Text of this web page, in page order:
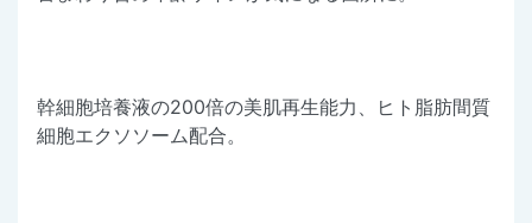
幹細胞培養液の200倍の美肌再生能力、ヒト脂肪間質
細胞エクソソーム配合。